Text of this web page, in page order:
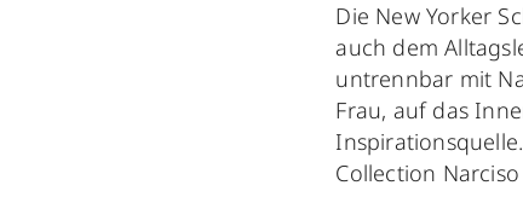
Die New Yorker
auch dem
untrennbar mit
Frau, auf das
Collection